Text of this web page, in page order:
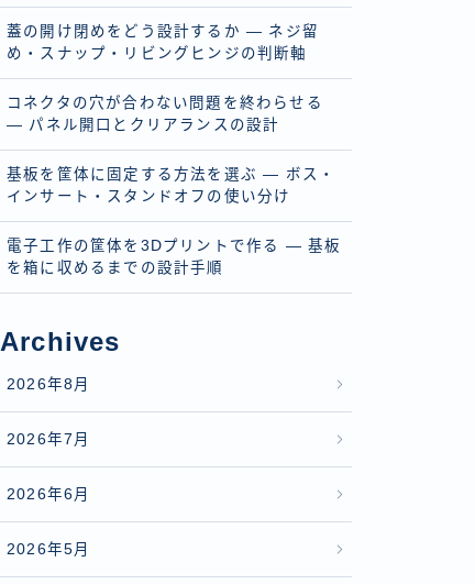
蓋の開け閉めをどう設計するか — ネジ留
め・スナップ・リビングヒンジの判断軸
コネクタの穴が合わない問題を終わらせる
— パネル開口とクリアランスの設計
基板を筐体に固定する方法を選ぶ — ボス・
インサート・スタンドオフの使い分け
電子工作の筐体を3Dプリントで作る — 基板
を箱に収めるまでの設計手順
Archives
2026年8月
2026年7月
2026年6月
2026年5月